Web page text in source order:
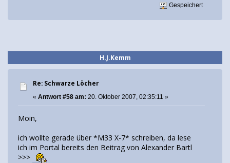
Gespeichert
H.J.Kemm
Re: Schwarze Löcher
« Antwort #58 am: 20. Oktober 2007, 02:35:11 »
Moin,
ich wollte gerade über *M33 X-7* schreiben, da lese
ich im Portal bereits den Beitrag von Alexander Bartl
>>>